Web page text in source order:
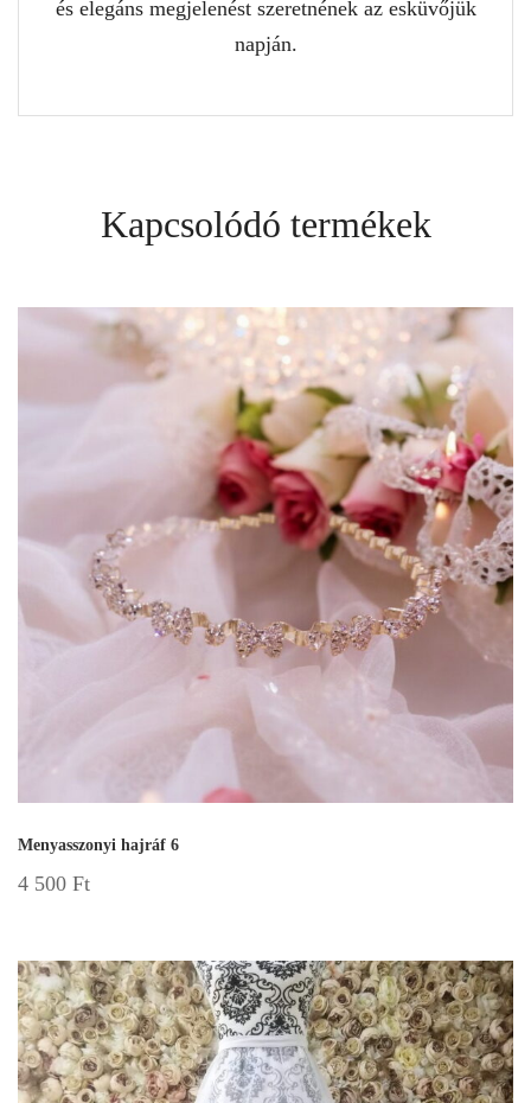
és elegáns megjelenést szeretnének az esküvőjük
napján.
Kapcsolódó termékek
Menyasszonyi hajráf 6
4 500 Ft